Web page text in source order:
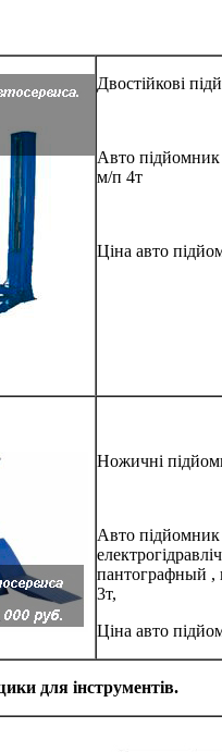
Двостійкові
Авто підйомник
м/п 4т
Ціна авто
Ножичні
Авто
пантографный ,
3т,
Ціна авто
для інструментів.